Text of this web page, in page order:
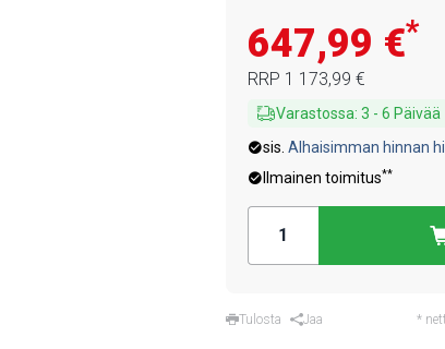
647,99 €*
RRP 1 173,99 €
Varastossa: 3 - 6 Päivää
sis. Alhaisimman hinnan
Ilmainen toimitus**
Tulosta Jaa *